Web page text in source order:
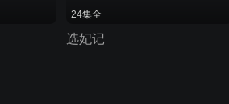
24集全
选妃记